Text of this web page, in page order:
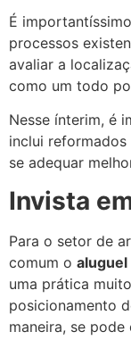
É
processos
avaliar a
como um todo
Nesse ínterim, é
inclui
se adequar
Invista
Para o setor de
comum o aluguel
uma prática
posicionamento
maneira, se